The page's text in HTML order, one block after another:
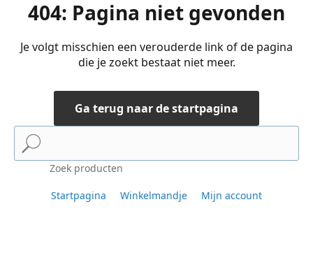
404: Pagina niet gevonden
Je volgt misschien een verouderde link of de pagina
die je zoekt bestaat niet meer.
Ga terug naar de startpagina
Zoek producten
Startpagina Winkelmandje Mijn account